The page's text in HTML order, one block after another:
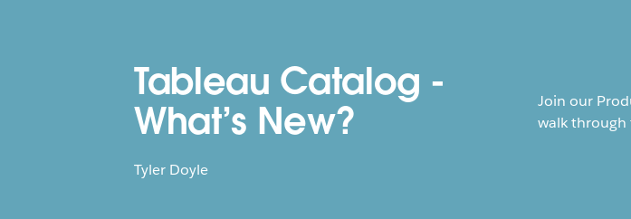
Tableau Catalog -
What’s New?
Tyler Doyle
Join our
walk through